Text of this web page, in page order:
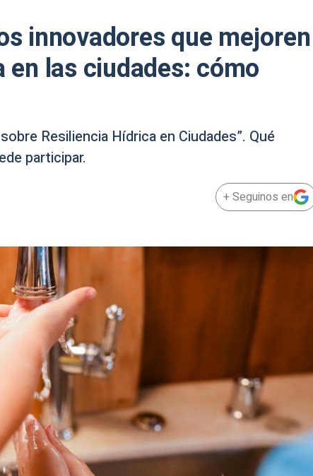
innovadores que mejoren
las ciudades: cómo
Resiliencia Hídrica en Ciudades”. Qué
participar.
+ Seguinos en